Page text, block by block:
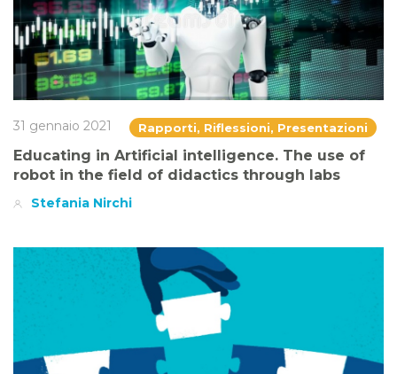
31 gennaio 2021 Rapporti, Riflessioni, Presentazioni
Educating in Artificial intelligence. The use of
robot in the field of didactics through labs
Stefania Nirchi